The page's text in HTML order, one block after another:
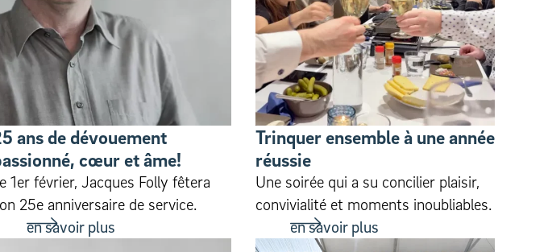
ans de dévouement
cœur et âme!
1er février, Jacques Folly fêtera
25e anniversaire de service.
en savoir plus
Trinquer ensemble à une année
réussie
Une soirée qui a su concilier plaisir,
convivialité et moments inoubliables.
en savoir plus